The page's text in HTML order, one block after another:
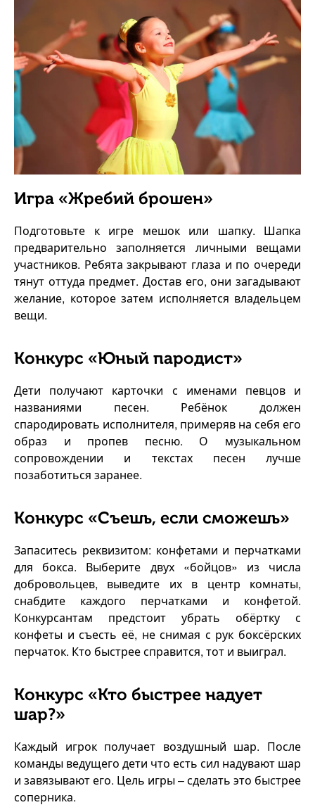
Игра «Жребий брошен»
Подготовьте к игре мешок или шапку. Шапка
предварительно заполняется личными вещами
участников. Ребята закрывают глаза и по очереди
тянут оттуда предмет. Достав его, они загадывают
желание, которое затем исполняется владельцем
вещи.
Конкурс «Юный пародист»
Дети получают карточки с именами певцов и
названиями песен. Ребёнок должен
спародировать исполнителя, примеряв на себя его
образ и пропев песню. О музыкальном
сопровождении и текстах песен лучше
позаботиться заранее.
Конкурс «Съешь, если сможешь»
Запаситесь реквизитом: конфетами и перчатками
для бокса. Выберите двух «бойцов» из числа
добровольцев, выведите их в центр комнаты,
снабдите каждого перчатками и конфетой.
Конкурсантам предстоит убрать обёртку с
конфеты и съесть её, не снимая с рук боксёрских
перчаток. Кто быстрее справится, тот и выиграл.
Конкурс «Кто быстрее надует
шар?»
Каждый игрок получает воздушный шар. После
команды ведущего дети что есть сил надувают шар
и завязывают его. Цель игры – сделать это быстрее
соперника.